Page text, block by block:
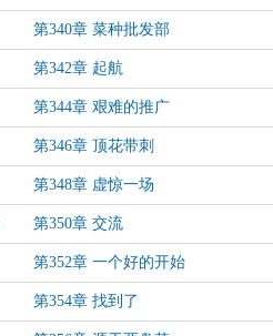
第340章 菜种批发部
第342章 起航
第344章 艰难的推广
第346章 顶花带刺
第348章 虚惊一场
第350章 交流
第352章 一个好的开始
第354章 找到了